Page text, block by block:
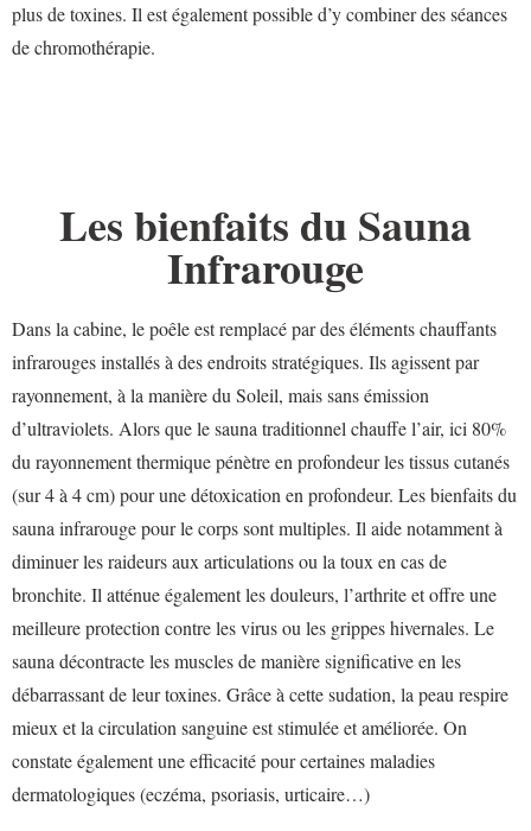
plus de toxines. Il est également possible d’y combiner des séances
de chromothérapie.
Les bienfaits du Sauna
Infrarouge
Dans la cabine, le poêle est remplacé par des éléments chauffants
infrarouges installés à des endroits stratégiques. Ils agissent par
rayonnement, à la manière du Soleil, mais sans émission
d’ultraviolets. Alors que le sauna traditionnel chauffe l’air, ici 80%
du rayonnement thermique pénètre en profondeur les tissus cutanés
(sur 4 à 4 cm) pour une détoxication en profondeur. Les bienfaits du
sauna infrarouge pour le corps sont multiples. Il aide notamment à
diminuer les raideurs aux articulations ou la toux en cas de
bronchite. Il atténue également les douleurs, l’arthrite et offre une
meilleure protection contre les virus ou les grippes hivernales. Le
sauna décontracte les muscles de manière significative en les
débarrassant de leur toxines. Grâce à cette sudation, la peau respire
mieux et la circulation sanguine est stimulée et améliorée. On
constate également une efficacité pour certaines maladies
dermatologiques (eczéma, psoriasis, urticaire…)